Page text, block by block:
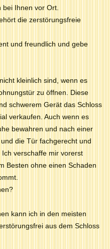
Ihnen vor Ort.
die zerstörungsfreie
und freundlich und gebe
kleinlich sind, wenn es
zu öffnen. Diese
schwerem Gerät das Schloss
verkaufen. Auch wenn es
bewahren und nach einer
die Tür fachgerecht und
verschaffe mir vorerst
Besten ohne einen Schaden
kann ich in den meisten
aus dem Schloss